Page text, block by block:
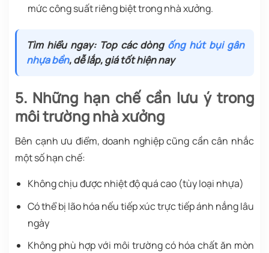
mức công suất riêng biệt trong nhà xưởng.
Tìm hiểu ngay: Top các dòng ống hút bụi gân
nhựa bền, dễ lắp, giá tốt hiện nay
5. Những hạn chế cần lưu ý trong
môi trường nhà xưởng
Bên cạnh ưu điểm, doanh nghiệp cũng cần cân nhắc
một số hạn chế:
Không chịu được nhiệt độ quá cao (tùy loại nhựa)
Có thể bị lão hóa nếu tiếp xúc trực tiếp ánh nắng lâu
ngày
Không phù hợp với môi trường có hóa chất ăn mòn